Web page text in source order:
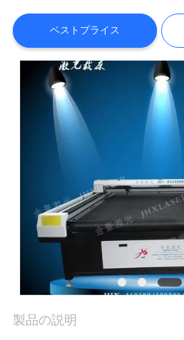
工
場
お
問
ベストプライス
製品の説明